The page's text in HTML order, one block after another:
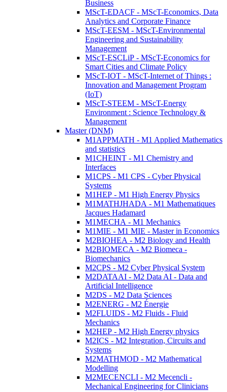
Business
MScT-EDACF - MScT-Economics, Data
Analytics and Corporate Finance
MScT-EESM - MScT-Environmental
Engineering and Sustainability
Management
MScT-ESCLiP - MScT-Economics for
Smart Cities and Climate Policy
MScT-IOT - MScT-Internet of Things :
Innovation and Management Program
(IoT)
MScT-STEEM - MScT-Energy
Environment : Science Technology &
Management
Master (DNM)
M1APPMATH - M1 Applied Mathematics
and statistics
M1CHEINT - M1 Chemistry and
Interfaces
M1CPS - M1 CPS - Cyber Physical
Systems
M1HEP - M1 High Energy Physics
M1MATHJHADA - M1 Mathematiques
Jacques Hadamard
M1MECHA - M1 Mechanics
M1MIE - M1 MIE - Master in Economics
M2BIOHEA - M2 Biology and Health
M2BIOMECA - M2 Biomeca -
Biomechanics
M2CPS - M2 Cyber Physical System
M2DATAAI - M2 Data AI - Data and
Artificial Intelligence
M2DS - M2 Data Sciences
M2ENERG - M2 Énergie
M2FLUIDS - M2 Fluids - Fluid
Mechanics
M2HEP - M2 High Energy physics
M2ICS - M2 Integration, Circuits and
Systems
M2MATHMOD - M2 Mathematical
Modelling
M2MECENCLI - M2 Mecencli -
Mechanical Engineering for Clinicians